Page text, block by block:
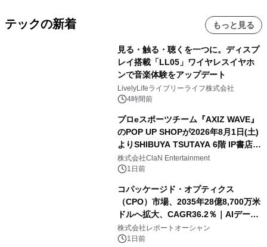
テックの新着 もっと見る
見る・触る・聴くを一つに。ディスプ
レイ搭載「LL05」ワイヤレスイヤホ
ンで音楽体験をアップデート
LivelyLifeライブリーライフ株式会社
4時間前
プロeスポーツチーム『AXIZ WAVE』
のPOP UP SHOPが2026年8月1日(土)
よりSHIBUYA TSUTAYA 6階 IP書店で
開催決定！！
株式会社ClaN Entertainment
1日前
コパッケージド・オプティクス
（CPO）市場、2035年28億8,700万米
ドルへ拡大、CAGR36.2％｜AIデータ
センター・高速光通信需要が成長を加
速
株式会社レポートオーシャン
1日前